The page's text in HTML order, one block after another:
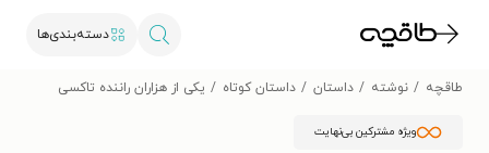
دسته‌بندی‌ها
طاقچه نوشته داستان داستان کوتاه یکی از هزاران راننده تاکسی
ویژه مشترکین بی‌نهایت